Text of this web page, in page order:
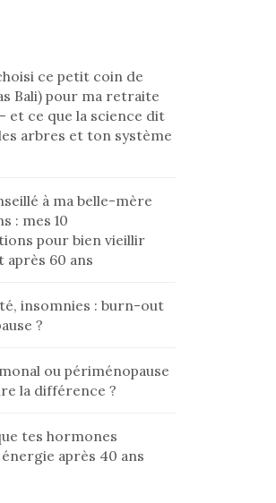
ce petit coin de
Bali) pour ma retraite
et ce que la science dit
arbres et ton système
à ma belle-mère
: mes 10
pour bien vieillir
60 ans
insomnies : burn-out
?
ou périménopause
la différence ?
tes hormones
après 40 ans